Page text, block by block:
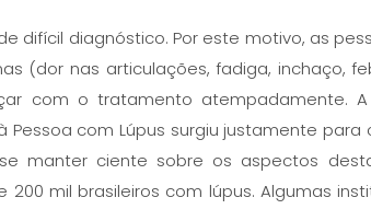
difícil diagnóstico. Por este motivo, as
(dor nas articulações, fadiga, inchaço,
com o tratamento atempadamente.
Pessoa com Lúpus surgiu justamente
manter ciente sobre os aspectos
200 mil brasileiros com lúpus. Algumas